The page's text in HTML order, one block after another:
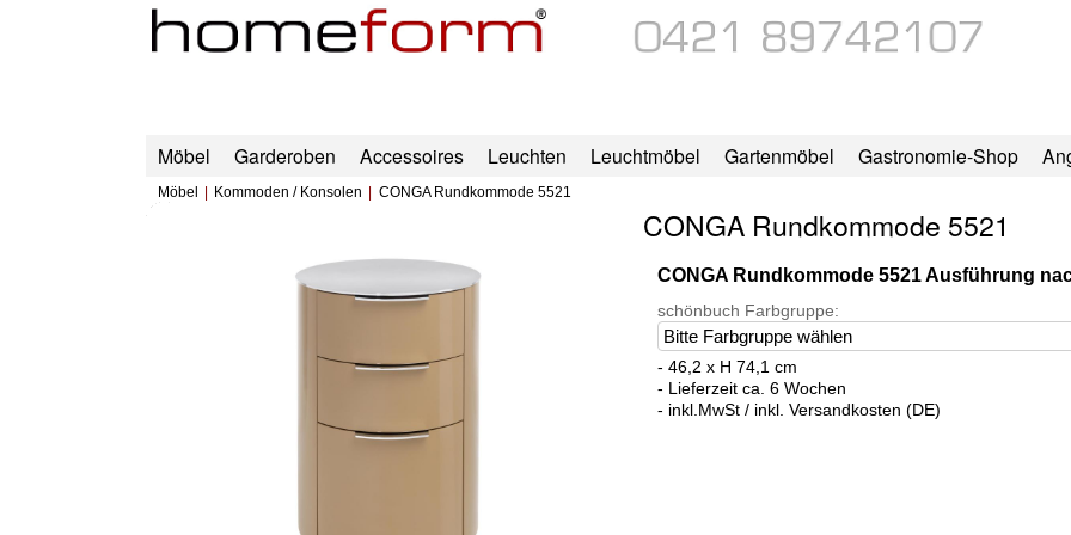
Möbel Garderoben Accessoires Leuchten Leuchtmöbel Gartenmöbel Gastronomie-Shop
Möbel Kommoden / Konsolen CONGA Rundkommode 5521
CONGA Rundkommode 5521
CONGA Rundkommode 5521 Ausführung
schönbuch Farbgruppe:
- 46,2 x H 74,1 cm
- Lieferzeit ca. 6 Wochen
- inkl.MwSt / inkl. Versandkosten (DE)